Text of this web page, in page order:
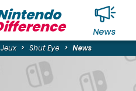
News
Jeux Shut Eye News